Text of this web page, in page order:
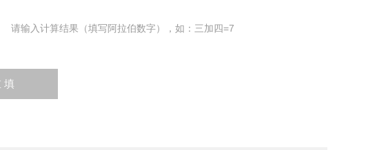
请输入计算结果（填写阿拉伯数字），如：三加四=7